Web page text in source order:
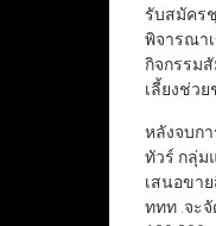
รับสมัคร
พิจารณา
กิจกรรม
เลี้ยงช่ว
หลังจบก
ทัวร์ กลุ่ม
เสนอขา
ททท .จะ